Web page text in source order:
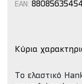
EAN:
Κύρια
Το ελαστικό